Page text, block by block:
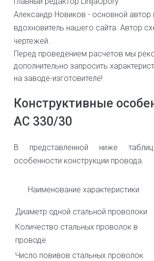
Александр Новиков - основной автор
вдохновитель нашего сайта. Автор
чертежей.
Перед проведением расчетов мы
дополнительно запросить
на заводе-изготовителе!
Конструктивные
АС 330/30
В представленной ниже
особенности конструкции провода.
Наименование характеристики
Диаметр одной стальной проволоки
Количество стальных проволок в
проводе
Число повивов стальных проволок